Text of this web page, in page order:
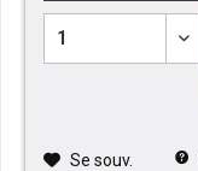
Se souv.